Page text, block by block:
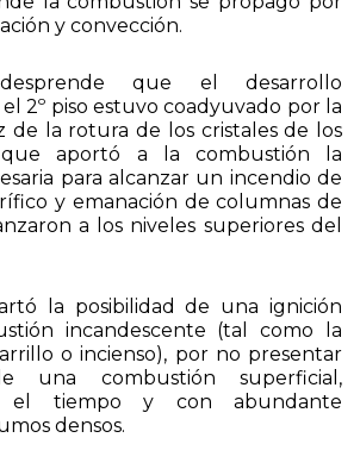
y convección.
que el desarrollo
2º piso estuvo coadyuvado por la
de la rotura de los cristales de los
que aportó a la combustión la
para alcanzar un incendio de
y emanación de columnas de
a los niveles superiores del
la posibilidad de una ignición
incandescente (tal como la
o incienso), por no presentar
una combustión superficial,
el tiempo y con abundante
densos.